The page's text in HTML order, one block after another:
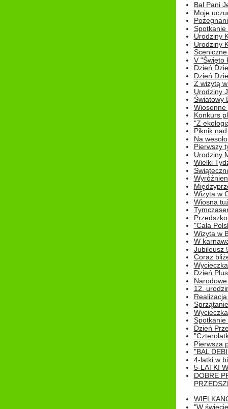
Bal Pani
Moje
Spotkanie
Urodziny
Urodziny
V "Święto
Dzień
Dzień
Z wizytą
Urodziny
Światowy
Wiosenne
Konkurs
"Z
Piknik
Na
Pierwszy
Urodziny
Wielki
Wizyta w
Wiosna
"Cała
Wizyta w
W
Jubileusz
Coraz
Dzień
12.
Spotkanie
Dzień
Pierwsza
"BAL
4-latki w
5-LATKI
DOBRE
"W